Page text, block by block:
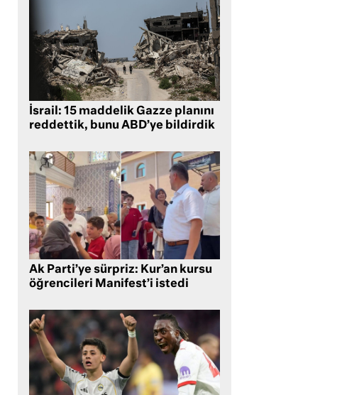
İsrail: 15 maddelik Gazze planını
reddettik, bunu ABD’ye bildirdik
Ak Parti’ye sürpriz: Kur’an kursu
öğrencileri Manifest’i istedi